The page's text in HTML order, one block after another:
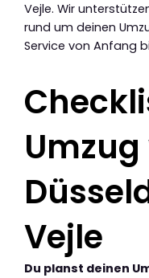
Vejle. Wir
rund um deinen
Service von Anfang
Vejle
Du planst deinen